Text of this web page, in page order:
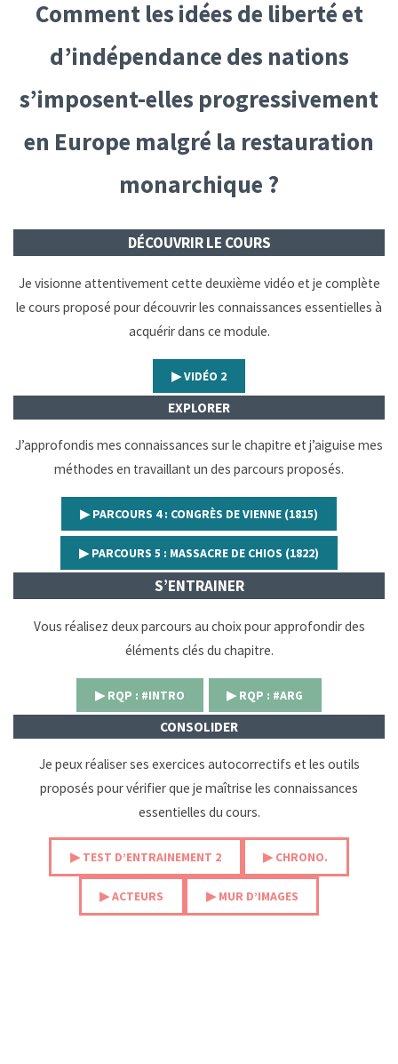
Comment les idées de liberté et
d’indépendance des nations
s’imposent-elles progressivement
en Europe malgré la restauration
monarchique ?
DÉCOUVRIR LE COURS
Je visionne attentivement cette deuxième vidéo et je complète
le cours proposé pour découvrir les connaissances essentielles à
acquérir dans ce module.
▶︎ VIDÉO 2
EXPLORER
J’approfondis mes connaissances sur le chapitre et j’aiguise mes
méthodes en travaillant un des parcours proposés.
▶︎ PARCOURS 4 : CONGRÈS DE VIENNE (1815)
▶︎ PARCOURS 5 : MASSACRE DE CHIOS (1822)
S’ENTRAINER
Vous réalisez deux parcours au choix pour approfondir des
éléments clés du chapitre.
▶︎ RQP : #INTRO ▶︎ RQP : #ARG
CONSOLIDER
Je peux réaliser ses exercices autocorrectifs et les outils
proposés pour vérifier que je maîtrise les connaissances
essentielles du cours.
▶︎ TEST D’ENTRAINEMENT 2 ▶︎ CHRONO.
▶︎ ACTEURS ▶︎ MUR D’IMAGES